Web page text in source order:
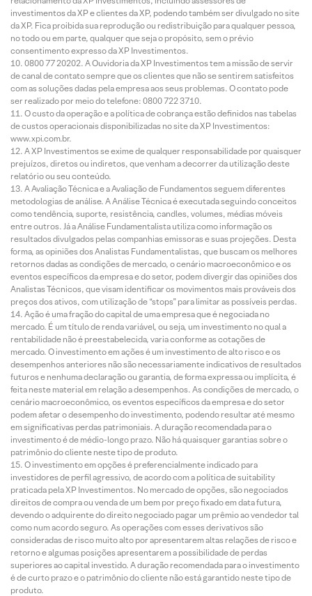
investimentos da XP e clientes da XP, podendo também ser divulgado no site
da XP. Fica proibida sua reprodução ou redistribuição para qualquer pessoa,
no todo ou em parte, qualquer que seja o propósito, sem o prévio
consentimento expresso da XP Investimentos.
0800 77 20202. A Ouvidoria da XP Investimentos tem a missão de servir
de canal de contato sempre que os clientes que não se sentirem satisfeitos
com as soluções dadas pela empresa aos seus problemas. O contato pode
ser realizado por meio do telefone: 0800 722 3710.
O custo da operação e a política de cobrança estão definidos nas tabelas
de custos operacionais disponibilizadas no site da XP Investimentos:
www.xpi.com.br.
A XP Investimentos se exime de qualquer responsabilidade por quaisquer
prejuízos, diretos ou indiretos, que venham a decorrer da utilização deste
relatório ou seu conteúdo.
A Avaliação Técnica e a Avaliação de Fundamentos seguem diferentes
metodologias de análise. A Análise Técnica é executada seguindo conceitos
como tendência, suporte, resistência, candles, volumes, médias móveis
entre outros. Já a Análise Fundamentalista utiliza como informação os
resultados divulgados pelas companhias emissoras e suas projeções. Desta
forma, as opiniões dos Analistas Fundamentalistas, que buscam os melhores
retornos dadas as condições de mercado, o cenário macroeconômico e os
eventos específicos da empresa e do setor, podem divergir das opiniões dos
Analistas Técnicos, que visam identificar os movimentos mais prováveis dos
preços dos ativos, com utilização de “stops” para limitar as possíveis perdas.
Ação é uma fração do capital de uma empresa que é negociada no
mercado. É um título de renda variável, ou seja, um investimento no qual a
rentabilidade não é preestabelecida, varia conforme as cotações de
mercado. O investimento em ações é um investimento de alto risco e os
desempenhos anteriores não são necessariamente indicativos de resultados
futuros e nenhuma declaração ou garantia, de forma expressa ou implícita, é
feita neste material em relação a desempenhos. As condições de mercado, o
cenário macroeconômico, os eventos específicos da empresa e do setor
podem afetar o desempenho do investimento, podendo resultar até mesmo
em significativas perdas patrimoniais. A duração recomendada para o
investimento é de médio-longo prazo. Não há quaisquer garantias sobre o
patrimônio do cliente neste tipo de produto.
O investimento em opções é preferencialmente indicado para
investidores de perfil agressivo, de acordo com a política de suitability
praticada pela XP Investimentos. No mercado de opções, são negociados
direitos de compra ou venda de um bem por preço fixado em data futura,
devendo o adquirente do direito negociado pagar um prêmio ao vendedor tal
como num acordo seguro. As operações com esses derivativos são
consideradas de risco muito alto por apresentarem altas relações de risco e
retorno e algumas posições apresentarem a possibilidade de perdas
superiores ao capital investido. A duração recomendada para o investimento
é de curto prazo e o patrimônio do cliente não está garantido neste tipo de
produto.